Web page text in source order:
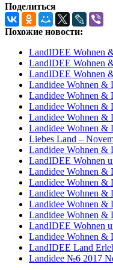
Поделиться
Похожие новости:
LandIDEE Wohnen
LandIDEE Wohnen
LandIDEE Wohnen
Landidee Wohnen &
Landidee Wohnen &
Landidee Wohnen
Landidee Wohnen
Landidee Wohnen
Liebes Land –
Landidee Wohnen &
LandIDEE Wohnen
Landidee Wohnen &
Landidee Wohnen &
Landidee Wohnen
Landidee Wohnen
Landidee Wohnen &
LandIDEE Wohnen
Landidee Wohnen
LandIDEE Land
Landidee №6 2017